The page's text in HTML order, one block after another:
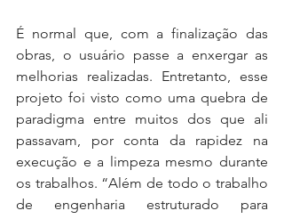
É normal que, com a finalização das
obras, o usuário passe a enxergar as
melhorias realizadas. Entretanto, esse
projeto foi visto como uma quebra de
paradigma entre muitos dos que ali
passavam, por conta da rapidez na
execução e a limpeza mesmo durante
os trabalhos. “Além de todo o trabalho
de engenharia estruturado para